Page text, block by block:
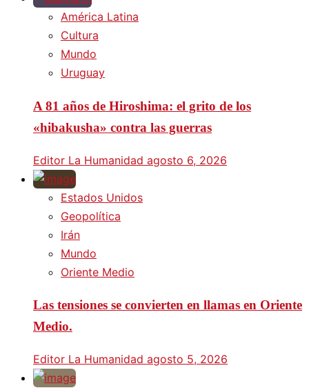
América Latina
Cultura
Mundo
Uruguay
A 81 años de Hiroshima: el grito de los
«hibakusha» contra las guerras
Editor La Humanidad agosto 6, 2026
Estados Unidos
Geopolítica
Irán
Mundo
Oriente Medio
Las tensiones se convierten en llamas en Oriente
Medio.
Editor La Humanidad agosto 5, 2026